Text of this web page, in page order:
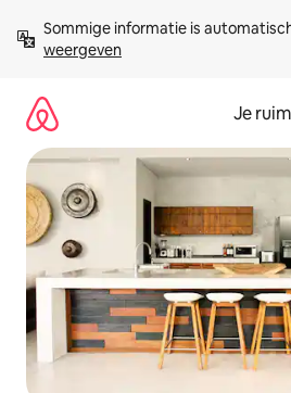
direct
naar
Sommige informatie is
weergeven
Je